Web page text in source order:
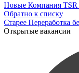
Новые Компания TSR
Обратно к списку
Старее Переработка
Открытые вакансии